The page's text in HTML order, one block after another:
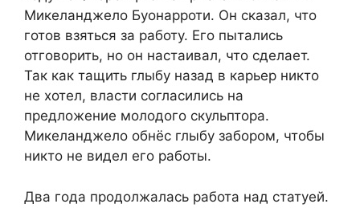
Микеланджело Буонарроти. Он сказал, что
готов взяться за работу. Его пытались
отговорить, но он настаивал, что сделает.
Так как тащить глыбу назад в карьер никто
не хотел, власти согласились на
предложение молодого скульптора.
Микеланджело обнёс глыбу забором, чтобы
никто не видел его работы.
Два года продолжалась работа над статуей.